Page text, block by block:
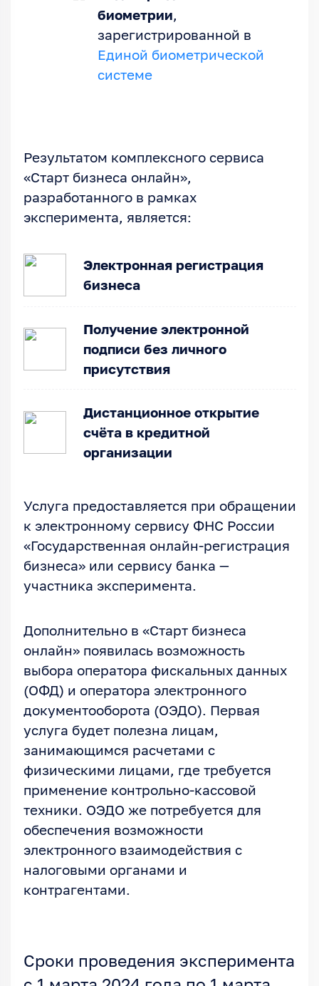
биометрии,
зарегистрированной в
Единой биометрической
системе
Результатом комплексного сервиса
«Старт бизнеса онлайн»,
разработанного в рамках
эксперимента, является:
Электронная регистрация
бизнеса
Получение электронной
подписи без личного
присутствия
Дистанционное открытие
счёта в кредитной
организации
Услуга предоставляется при обращении
к электронному сервису ФНС России
«Государственная онлайн-регистрация
бизнеса» или сервису банка —
участника эксперимента.
Дополнительно в «Старт бизнеса
онлайн» появилась возможность
выбора оператора фискальных данных
(ОФД) и оператора электронного
документооборота (ОЭДО). Первая
услуга будет полезна лицам,
занимающимся расчетами с
физическими лицами, где требуется
применение контрольно-кассовой
техники. ОЭДО же потребуется для
обеспечения возможности
электронного взаимодействия с
налоговыми органами и
контрагентами.
Сроки проведения эксперимента